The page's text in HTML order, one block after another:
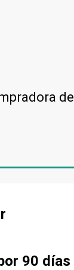
de
90 días